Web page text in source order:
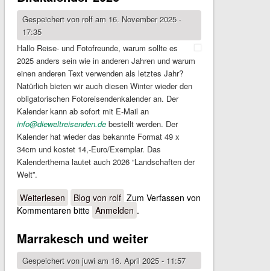
Gespeichert von rolfam 16. November 2025 -
17:35
Hallo Reise- und Fotofreunde, warum sollte es
2025 anders sein wie in anderen Jahren und warum
einen anderen Text verwenden als letztes Jahr?
Natürlich bieten wir auch diesen Winter wieder den
obligatorischen Fotoreisendenkalender an. Der
Kalender kann ab sofort mit E-Mail an
info@dieweltreisenden.debestellt werden. Der
Kalender hat wieder das bekannte Format 49 x
34cm und kostet 14,-Euro/Exemplar. Das
Kalenderthema lautet auch 2026 “Landschaften der
Welt”.
Weiterlesen über Bildkalender 2026
Blog von rolf Zum Verfassen von
Kommentaren bitte Anmelden .
Marrakesch und weiter
Gespeichert von juwiam 16. April 2025 - 11:57